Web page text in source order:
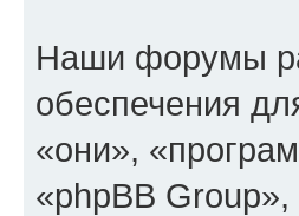
Наши форумы
обеспечения
«они»,
«phpBB